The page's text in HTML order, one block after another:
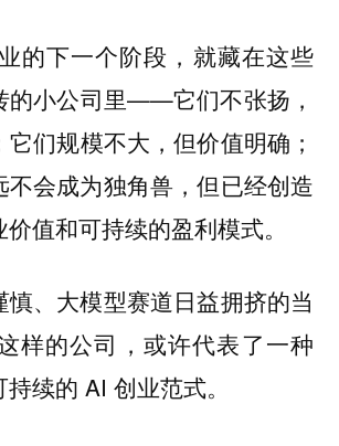
的下一个阶段，就藏在这些
的小公司里——它们不张扬，
们规模不大，但价值明确；
不会成为独角兽，但已经创造
值和可持续的盈利模式。
、大模型赛道日益拥挤的当
样的公司，或许代表了一种
续的 AI 创业范式。